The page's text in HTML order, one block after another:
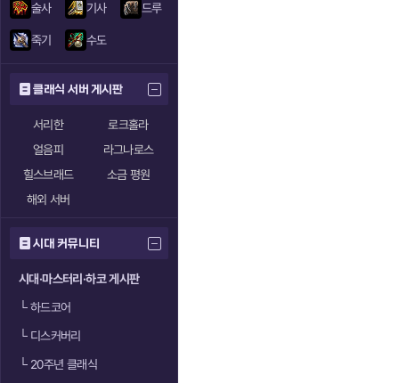
술사 기사 드루
죽기 수도
클래식 서버 게시판
서리한
로크홀라
얼음피
라그나로스
힐스브래드
소금 평원
해외 서버
시대 커뮤니티
시대·마스터리·하코 게시판
└하드코어
└디스커버리
└20주년 클래식